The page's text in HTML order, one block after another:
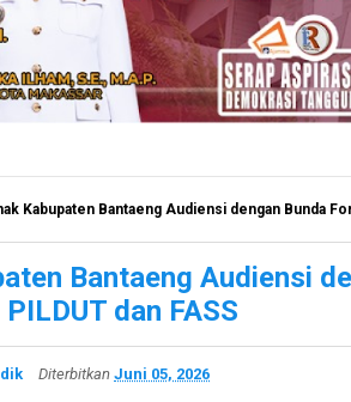
Kabupaten Bantaeng Audiensi dengan Bunda
Bantaeng Audiensi
dan FASS
Diterbitkan Juni 05, 2026